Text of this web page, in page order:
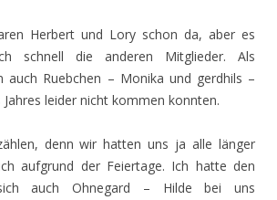
Herbert und Lory schon da, aber es
schnell die anderen Mitglieder. Als
auch Ruebchen – Monika und gerdhils –
Jahres leider nicht kommen konnten.
denn wir hatten uns ja alle länger
aufgrund der Feiertage. Ich hatte den
auch Ohnegard – Hilde bei uns